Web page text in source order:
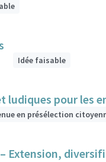
Idée faisable
ludiques pour les
en présélection
Extension,